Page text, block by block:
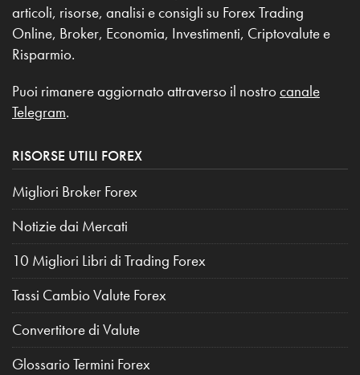
articoli, risorse, analisi e consigli su Forex Trading
Online, Broker, Economia, Investimenti, Criptovalute e
Risparmio.
Puoi rimanere aggiornato attraverso il nostro canale
Telegram.
RISORSE UTILI FOREX
Migliori Broker Forex
Notizie dai Mercati
10 Migliori Libri di Trading Forex
Tassi Cambio Valute Forex
Convertitore di Valute
Glossario Termini Forex